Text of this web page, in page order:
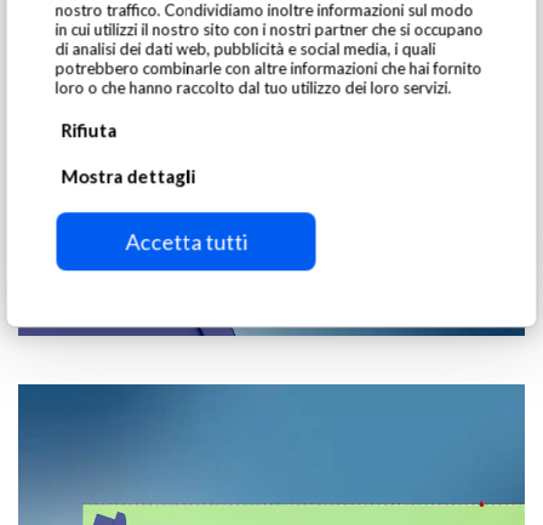
nostro traffico. Condividiamo inoltre informazioni sul modo
in cui utilizzi il nostro sito con i nostri partner che si occupano
di analisi dei dati web, pubblicità e social media, i quali
potrebbero combinarle con altre informazioni che hai fornito
loro o che hanno raccolto dal tuo utilizzo dei loro servizi.
Rifiuta
Mostra dettagli
Accetta tutti